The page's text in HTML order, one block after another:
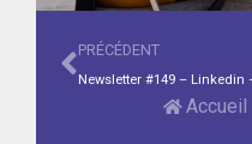
PRÉCÉDENT
Accueil